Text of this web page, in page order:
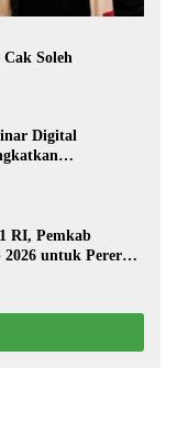
Soleh
Digital
RI, Pemkab
untuk Pererat